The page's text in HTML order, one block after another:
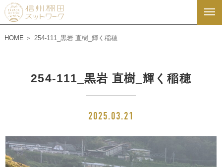
HOME 254-111_黒岩 直樹_輝く稲穂
254-111_黒岩 直樹_輝く稲穂
2025.03.21